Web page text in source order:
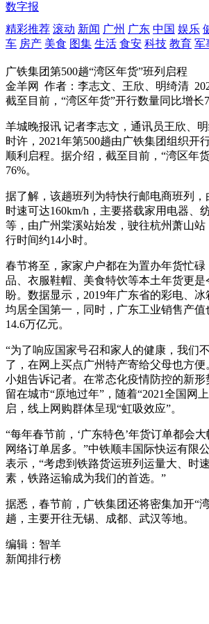
数字报
精彩推荐 滚动 新闻 广州 广东 中国 娱乐
车 房产 美食 图集 生活 食安 科技 教育 军
广铁集团第500趟“湾区年货”班列启程
金羊网
作者：李志文、王欣、明绮清
截至目前，“湾区年货”开行数量同比增长
羊城晚报讯 记者李志文，通讯员王欣、
时许，2021年第500趟由广铁集团组织开
顺利启程。据介绍，截至目前，“湾区年
76%。
据了解，该趟班列为特快行邮电商班列，
时速可达160km/h，主要搭载家用电器、
等，由广州棠溪站始发，驶往杭州萧山站
行时间约14小时。
春节将至，家家户户都在为置办年货忙碌
品、衣服鞋帽、美食特饮等本土年货更是
盼。数据显示，2019年广东省的彩电、
均居全国第一，同时，广东工业销售产
14.6万亿元。
“为了响应国家号召和家人的健康，我们
了，在网上买点广州特产寄给父母也方便
小姐告诉记者。在常态化疫情防控的新
留在城市“原地过年”，随着“2021全国网
启，线上网购群体呈现“虹吸效应”。
“每年春节前，‘广东特色’年货订单都会
网络订单居多。”中铁顺丰国际快运有限
表示，“考虑到铁路货运班列运量大、时
素，铁路运输成为我们的首选。”
据悉，春节前，广铁集团还将密集加开“
趟，主要开往无锡、成都、武汉等地。
编辑：智羊
新闻排行榜